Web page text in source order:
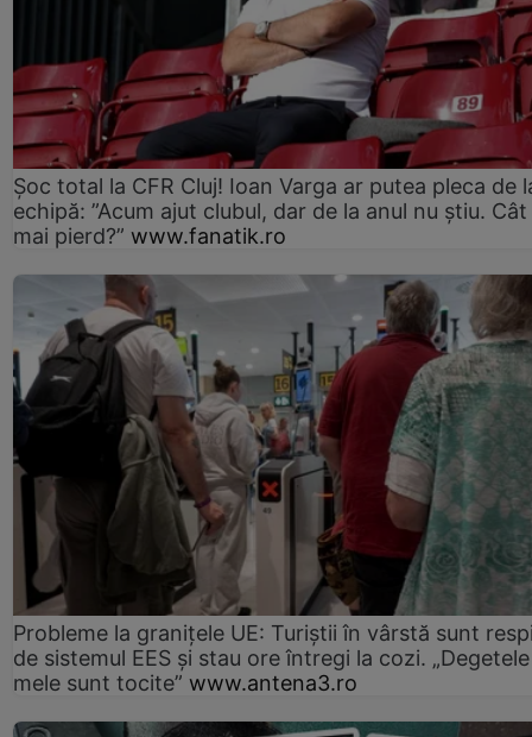
Șoc total la CFR Cluj! Ioan Varga ar putea pleca de
echipă: ”Acum ajut clubul, dar de la anul nu știu. Cât
mai pierd?” www.fanatik.ro
Probleme la granițele UE: Turiștii în vârstă sunt
de sistemul EES și stau ore întregi la cozi. „Degetele
mele sunt tocite” www.antena3.ro